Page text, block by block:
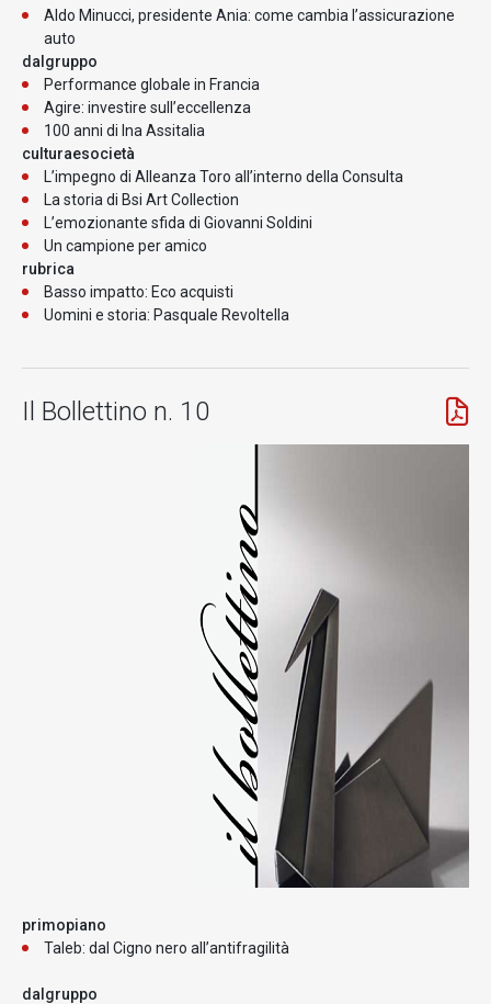
Aldo Minucci, presidente Ania: come cambia l’assicurazione
auto
dalgruppo
Performance globale in Francia
Agire: investire sull’eccellenza
100 anni di Ina Assitalia
culturaesocietà
L’impegno di Alleanza Toro all’interno della Consulta
La storia di Bsi Art Collection
L’emozionante sfida di Giovanni Soldini
Un campione per amico
rubrica
Basso impatto: Eco acquisti
Uomini e storia: Pasquale Revoltella
Il Bollettino n. 10
primopiano
Taleb: dal Cigno nero all’antifragilità
dalgruppo